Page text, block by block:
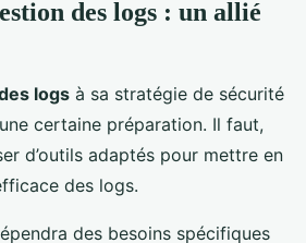
des logs : un allié
logs à sa stratégie de sécurité
certaine préparation. Il faut,
d’outils adaptés pour mettre en
des logs.
des besoins spécifiques